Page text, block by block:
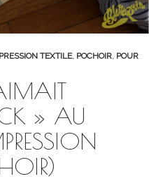
TEXTILE, POCHOIR, POUR
» AU